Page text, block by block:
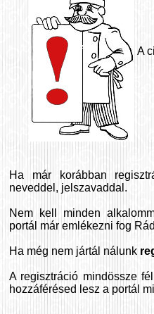
A
Ha már korábban
neveddel, jelszavaddal.
Nem kell minden
portál már emlékezni fog
Ha még nem jártál nálunk
A regisztráció mindössze
hozzáférésed lesz a portál